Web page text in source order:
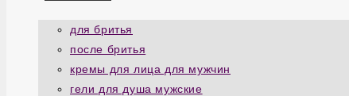
для бритья
после бритья
кремы для лица для мужчин
гели для душа мужские